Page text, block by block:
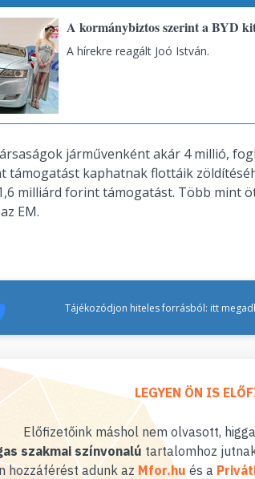
A kormánybiztos szerint a BYD
A hírekre reagált Joó István.
járművenként akár 4 millió,
támogatást kaphatnak flottáik
milliárd forint támogatást. Több mint
EM.
Tájékozódjon hiteles forrásból: itt
LEGYEN ÖN IS
Előfizetőink máshol nem olvasott,
szakmai színvonalú tartalomhoz
hozzáférést adunk az Mfor.hu és a